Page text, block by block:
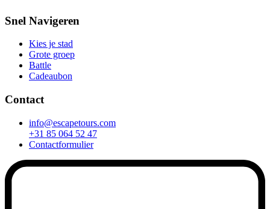
Snel Navigeren
Kies je stad
Grote groep
Battle
Cadeaubon
Contact
info@escapetours.com
+31 85 064 52 47
Contactformulier